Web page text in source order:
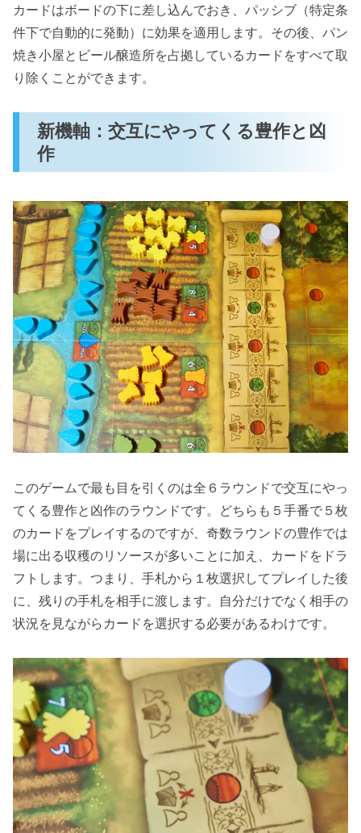
カードはボードの下に差し込んでおき、パッシブ（特定条
件下で自動的に発動）に効果を適用します。その後、パン
焼き小屋とビール醸造所を占拠しているカードをすべて取
り除くことができます。
新機軸：交互にやってくる豊作と凶
作
このゲームで最も目を引くのは全６ラウンドで交互にやっ
てくる豊作と凶作のラウンドです。どちらも５手番で５枚
のカードをプレイするのですが、奇数ラウンドの豊作では
場に出る収穫のリソースが多いことに加え、カードをドラ
フトします。つまり、手札から１枚選択してプレイした後
に、残りの手札を相手に渡します。自分だけでなく相手の
状況を見ながらカードを選択する必要があるわけです。